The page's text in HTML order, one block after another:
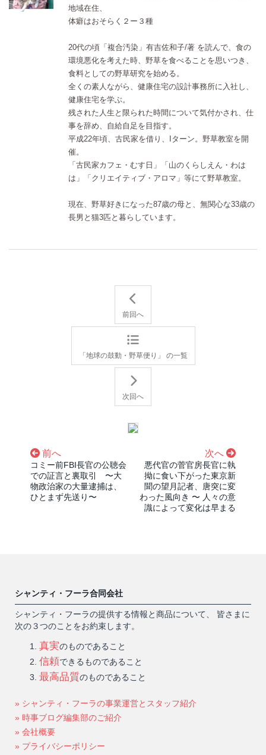
地域在住、
体癖はおそらく２ー３種
20代の頃「複合汚染」有吉佐和子/著 を読んで、食の
環境悪化を考えた時、野草を食べることを思いつき、
食料としての野草研究を始める。
全くの素人ながら、健康住宅の設計事務所に入社し、
健康住宅を学ぶ。
残された人生と限られた時間について気付かされ、仕
事を辞め、自給自足を目指す。
平成22年頃、古民家を借り、Iターン。野草教室を開
催。
「古民家カフェ・むす日」「山のくらしえん・わは
は」「クリエイティブ・アロマ」等にて野草教室。
現在、野草好きになった87歳の母と、無関心な33歳の
長男と猫3匹と暮らしています。
前回へ
「地球の鼓動・野草便り」 の一覧
次回へ
前へ
コミー前FBI長官の公聴会
での証言と裏取引 〜大
物政治家の大量逮捕は、
ひとまず先送り〜
次へ
悪代官の菅官房長官に執
拗に食い下がった東京新
聞の望月記者、唐突に変
わった風向き 〜 人々の意
識によって変化は早まる
シャンティ・フーラ合同会社
シャンティ・フーラの提供する情報と商品について、 皆さまに
次の３つのことをお約束します。
真実のものであること
信頼できるものであること
最高品質のものであること
» シャンティ・フーラの事業運営とスタッフ紹介
» 時事ブログ編集部のご紹介
» 会社概要
» プライバシーポリシー